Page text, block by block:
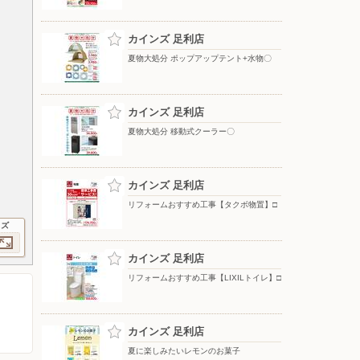
カインズ 足利店
夏物大処分 ポップアップテント+水物〇
カインズ 足利店
夏物大処分 移動式クーラー〇
カインズ 足利店
リフォームおすすめ工事【タクボ物置】□
カインズ 足利店
リフォームおすすめ工事【LIXILトイレ】□
カインズ 足利店
夏に楽しみたいレモンのお菓子